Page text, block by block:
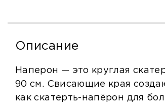
Описание
Наперон — это круглая
90 см. Свисающие края
как скатерть-напёрон для